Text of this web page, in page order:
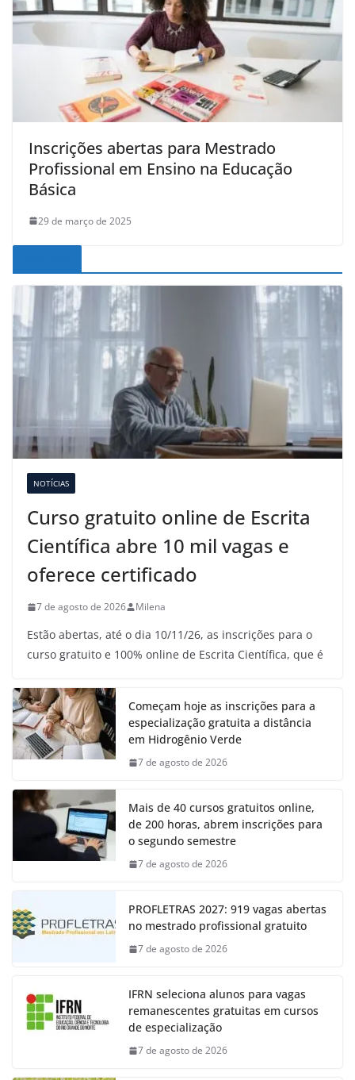
Inscrições abertas para Mestrado
Profissional em Ensino na Educação
Básica
29 de março de 2025
NOTÍCIAS
Curso gratuito online de Escrita
Científica abre 10 mil vagas e
oferece certificado
7 de agosto de 2026 Milena
Estão abertas, até o dia 10/11/26, as inscrições para o
curso gratuito e 100% online de Escrita Científica, que é
Começam hoje as inscrições para a
especialização gratuita a distância
em Hidrogênio Verde
7 de agosto de 2026
Mais de 40 cursos gratuitos online,
de 200 horas, abrem inscrições para
o segundo semestre
7 de agosto de 2026
PROFLETRAS 2027: 919 vagas abertas
no mestrado profissional gratuito
7 de agosto de 2026
IFRN seleciona alunos para vagas
remanescentes gratuitas em cursos
de especialização
7 de agosto de 2026